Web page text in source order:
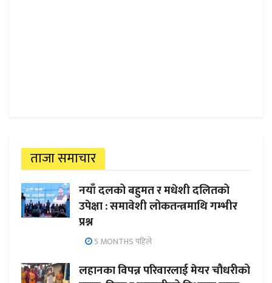
ताजा समाचार
नयाँ दलको बहुमत र मधेशी दलितको
उपेक्षा : समावेशी लोकतन्त्रमाथि गम्भीर
प्रश्न
5 MONTHS पहिले
लहानका विपन्न परिवारलाई मेयर चौधरीको